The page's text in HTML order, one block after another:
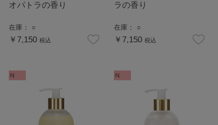
オパトラの香り
在庫： ○
￥7,150 税込
ラの香り
在庫： ○
￥7,150 税込